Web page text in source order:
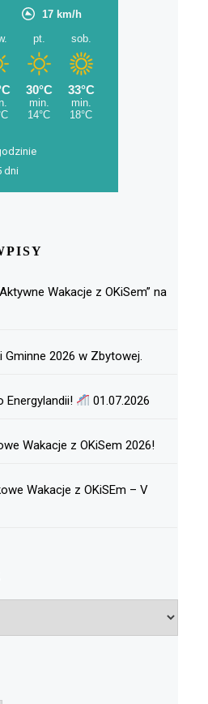
dni
Wakacje z OKiSem” na
Gminne 2026 w Zbytowej.
Energylandii! 01.07.2026
Wakacje z OKiSem 2026!
Wakacje z OKiSEm – V